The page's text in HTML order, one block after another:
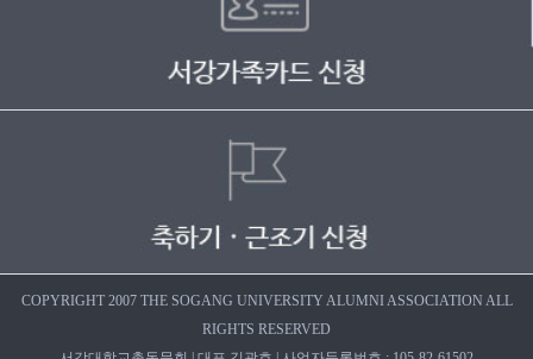
COPYRIGHT 2007 THE SOGANG UNIVERSITY ALUMNI ASSOCIATION ALL
RIGHTS RESERVED